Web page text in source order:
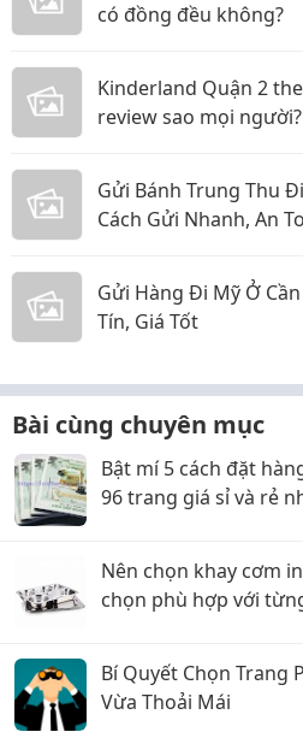
có đồng đều không?
Kinderland Quận 2
review sao mọi người?
Gửi Bánh Trung Thu
Cách Gửi Nhanh, An
Gửi Hàng Đi Mỹ Ở
Tín, Giá Tốt
Bài cùng chuyên mục
Bật mí 5 cách đặt
96 trang giá sỉ và rẻ
Nên chọn khay cơm
chọn phù hợp với
Bí Quyết Chọn Trang
Vừa Thoải Mái